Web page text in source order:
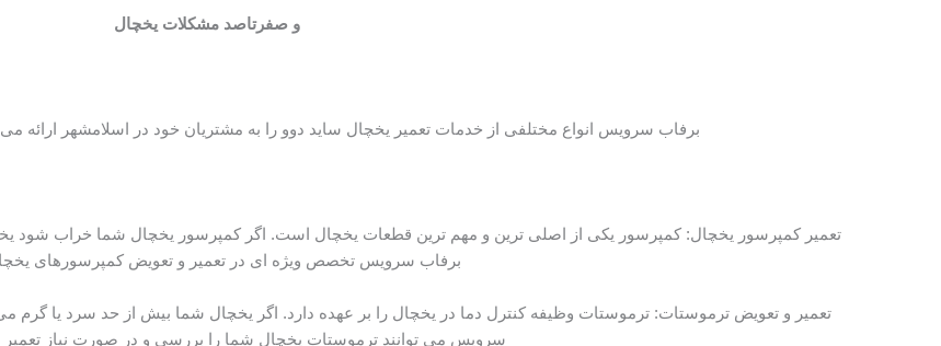
و صفرتاصد مشکلات یخچال
برفاب سرویس انواع مختلفی از خدمات تعمیر یخچال ساید دوو را به مشتریان خود در اسلامشهر
تعمیر کمپرسور یخچال: کمپرسور یکی از اصلی ترین و مهم ترین قطعات یخچال است. اگر کمپرسور یخچال شما خراب شود
برفاب سرویس تخصص ویژه ای در تعمیر و تعویض کمپرسورهای
تعمیر و تعویض ترموستات: ترموستات وظیفه کنترل دما در یخچال را بر عهده دارد. اگر یخچال شما بیش از حد سرد یا
سرویس می توانند ترموستات یخچال شما را بررسی و در صورت نیاز تعمیر